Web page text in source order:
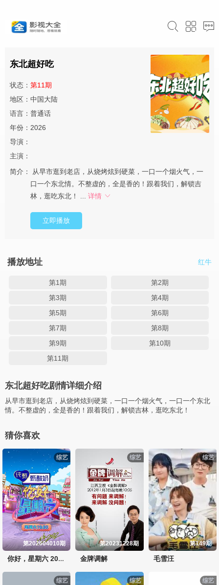
东北超好吃
状态： 第11期
地区：中国大陆
语言：普通话
年份：2026
导演：
主演：
简介：
从早市逛到老店，从烧烤炫到硬菜，一口一个烟火气，一
口一个东北情。不整虚的，全是香的！跟着我们，解锁吉
林，逛吃东北！ ... 详情
立即播放
播放地址 红牛
第1期
第2期
第3期
第4期
第5期
第6期
第7期
第8期
第9期
第10期
第11期
东北超好吃剧情详细介绍
从早市逛到老店，从烧烤炫到硬菜，一口一个烟火气，一口一个东北
情。不整虚的，全是香的！跟着我们，解锁吉林，逛吃东北！
猜你喜欢
综艺
第202604010期
你好，星期六 2023
综艺
第20231228期
金牌调解
综艺
第149期
毛雪汪
综艺 综艺 综艺